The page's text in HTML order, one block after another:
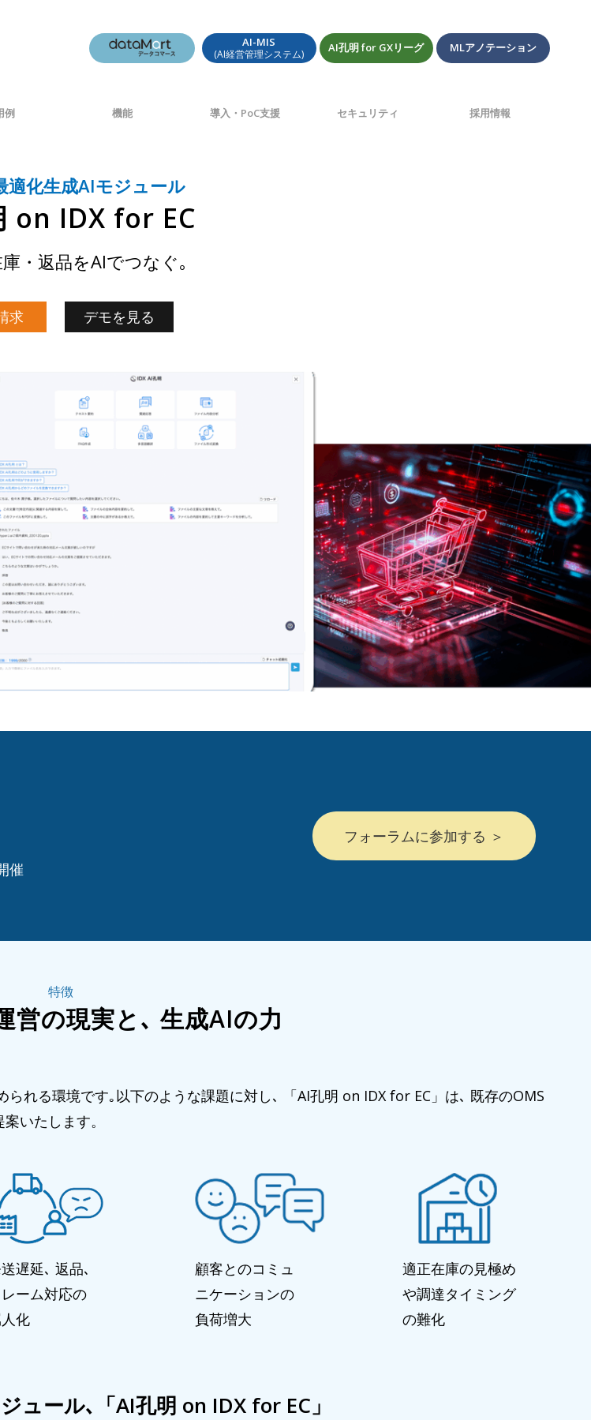
AI-MIS
(AI経営管理システム) AI孔明 for GXリーグ MLアノテーション
例 機能 導入・PoC支援 セキュリティ 採用情報
適化生成AIモジュール
on IDX for EC
・返品をAIでつなぐ｡
求 デモを見る
催
フォーラムに参加する ＞
特徴
営の現実と､ 生成AIの力
れる環境です｡以下のような課題に対し､ 「AI孔明 on IDX for EC」は､ 既存のOMS
いたします。
遅延､ 返品､
ーム対応の
化
顧客とのコミュ
ニケーションの
負荷増大
適正在庫の見極め
や調達タイミング
の難化
ュール､「AI孔明 on IDX for EC」